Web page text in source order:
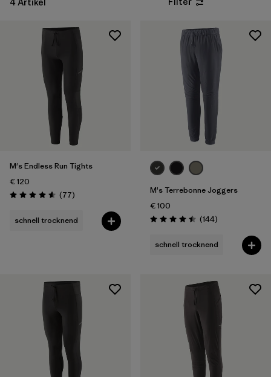
Filter by
Filter by
Passform
M's Endless Run Tights
€ 120
Bewertung: 4.6 / 5
(77Rezensionen
)
schnell trocknend
M's Terrebonne Joggers
€ 100
Bewertung: 4.5 / 5
(144Rezensionen
)
schnell trocknend